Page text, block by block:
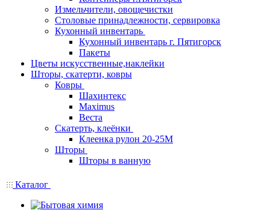
Измельчители, овощечистки
Столовые принадлежности, сервировка
Кухонный инвентарь
Кухонный инвентарь г. Пятигорск
Пакеты
Цветы искусственные,наклейки
Шторы, скатерти, ковры
Ковры
Шахинтекс
Maximus
Веста
Скатерть, клеёнки
Клеенка рулон 20-25М
Шторы
Шторы в ванную
Каталог